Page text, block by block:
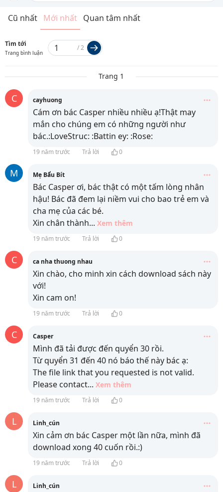
Cũ nhất Mới nhất Quan tâm nhất
Tìm tới
Trang bình luận
/2
Trang 1
C cayhuong
Cám ơn bác Casper nhiều nhiều ạ!Thật may
mắn cho chúng em có những người như
bác.:LoveStruc: :Battin ey: :Rose:
19 năm trước Trả lời 0
M Mẹ Bẩu Bít
Bác Casper ơi, bác thật có một tấm lòng nhân
hậu! Bác đã đem lại niềm vui cho bao trẻ em và
cha mẹ của các bé.
Xin chân thành... Xem thêm
19 năm trước Trả lời 0
C ca nha thuong nhau
Xin chào, cho minh xin cách download sách này
với!
Xin cam on!
19 năm trước Trả lời 0
C Casper
Mình đã tải được đến quyển 30 rồi.
Từ quyển 31 đến 40 nó báo thế này bác ạ:
The file link that you requested is not valid.
Please contact... Xem thêm
19 năm trước Trả lời 0
L Linh_cún
Xin cảm ơn bác Casper một lần nữa, mình đã
download xong 40 cuốn rồi.:)
19 năm trước Trả lời 0
L Linh_cún